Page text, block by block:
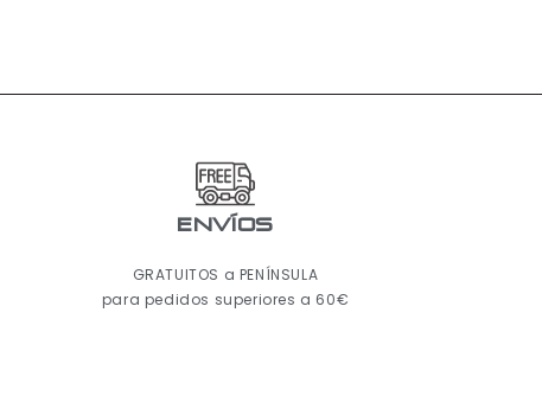
ENVÍOS
GRATUITOS a PENÍNSULA
para pedidos superiores a 60€